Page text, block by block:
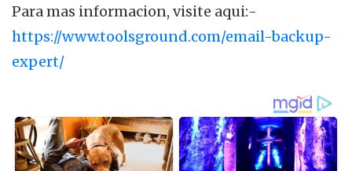
Para mas informacion, visite aqui:-
https://www.toolsground.com/email-backup-
expert/